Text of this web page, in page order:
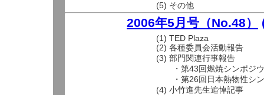
(5) その他
2006年5月号（No.48）
(1) TED Plaza
(2) 各種委員会活動報告
(3) 部門関連行事報告
・第43回燃焼シンポジウ
・第26回日本熱物性シン
(4) 小竹進先生追悼記事